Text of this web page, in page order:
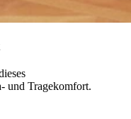
und Tragekomfort.